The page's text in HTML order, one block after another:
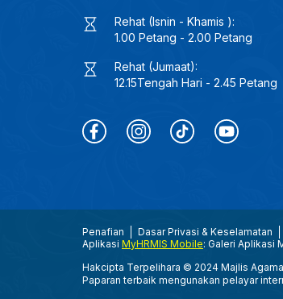
Rehat (Isnin - Khamis ):
1.00 Petang - 2.00 Petang
Rehat (Jumaat):
12.15Tengah Hari - 2.45 Petang
Penafian Dasar Privasi & Keselamatan
Aplikasi MyHRMIS Mobile: Galeri Aplikasi
Hakcipta Terpelihara © 2024 Majlis
Paparan terbaik mengunakan pelayar